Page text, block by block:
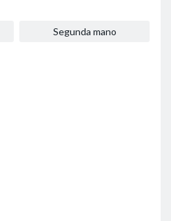
Segunda mano